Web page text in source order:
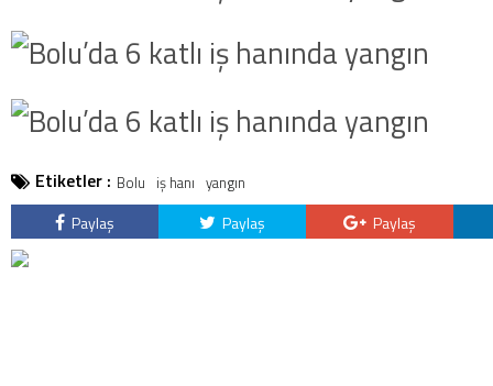
getirildi .
Etiketler : Bolu iş hanı yangın
Paylaş Paylaş Paylaş